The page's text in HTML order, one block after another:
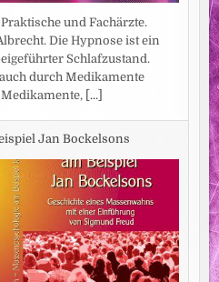
und Fachärzte.
Die Hypnose ist ein
Schlafzustand.
durch Medikamente
[...]
Jan Bockelsons